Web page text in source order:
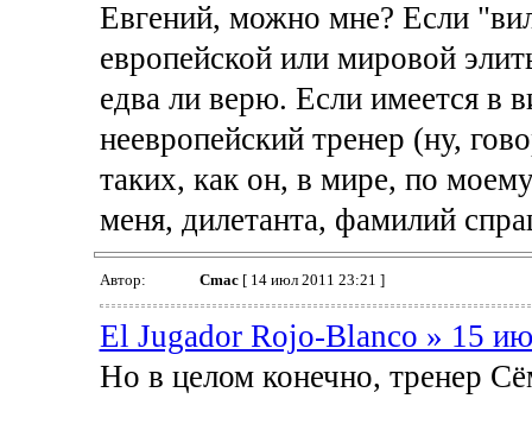
Евгений, можно мне? Если
европейской или мировой
едва ли верю. Если имеется в
неевропейский тренер (ну,
таких, как он, в мире, по
меня, дилетанта, фамилий
Автор: Cmac[ 14 июл 2011 23:21 ]
El Jugador Rojo-Blanco » 15
Но в целом конечно, тренер